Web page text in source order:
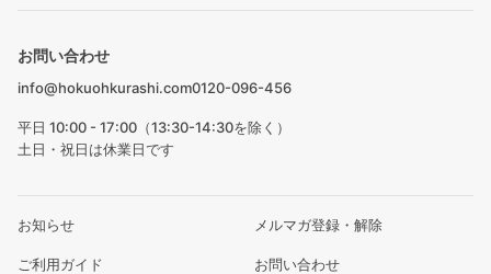
お問い合わせ
info@hokuohkurashi.com0120-096-456
平日 10:00 - 17:00（13:30-14:30を除く）
土日・祝日は休業日です
お知らせ メルマガ登録・解除
ご利用ガイド お問い合わせ